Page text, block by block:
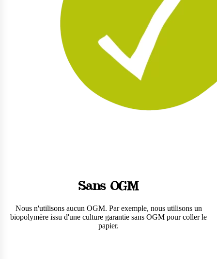
Sans OGM
Nous n'utilisons aucun OGM. Par exemple, nous utilisons un
biopolymère issu d'une culture garantie sans OGM pour coller le
papier.